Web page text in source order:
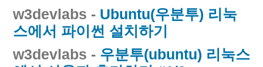
w3devlabs - Ubuntu(우분투) 리눅
스에서 파이썬 설치하기
w3devlabs - 우분투(ubuntu) 리눅스